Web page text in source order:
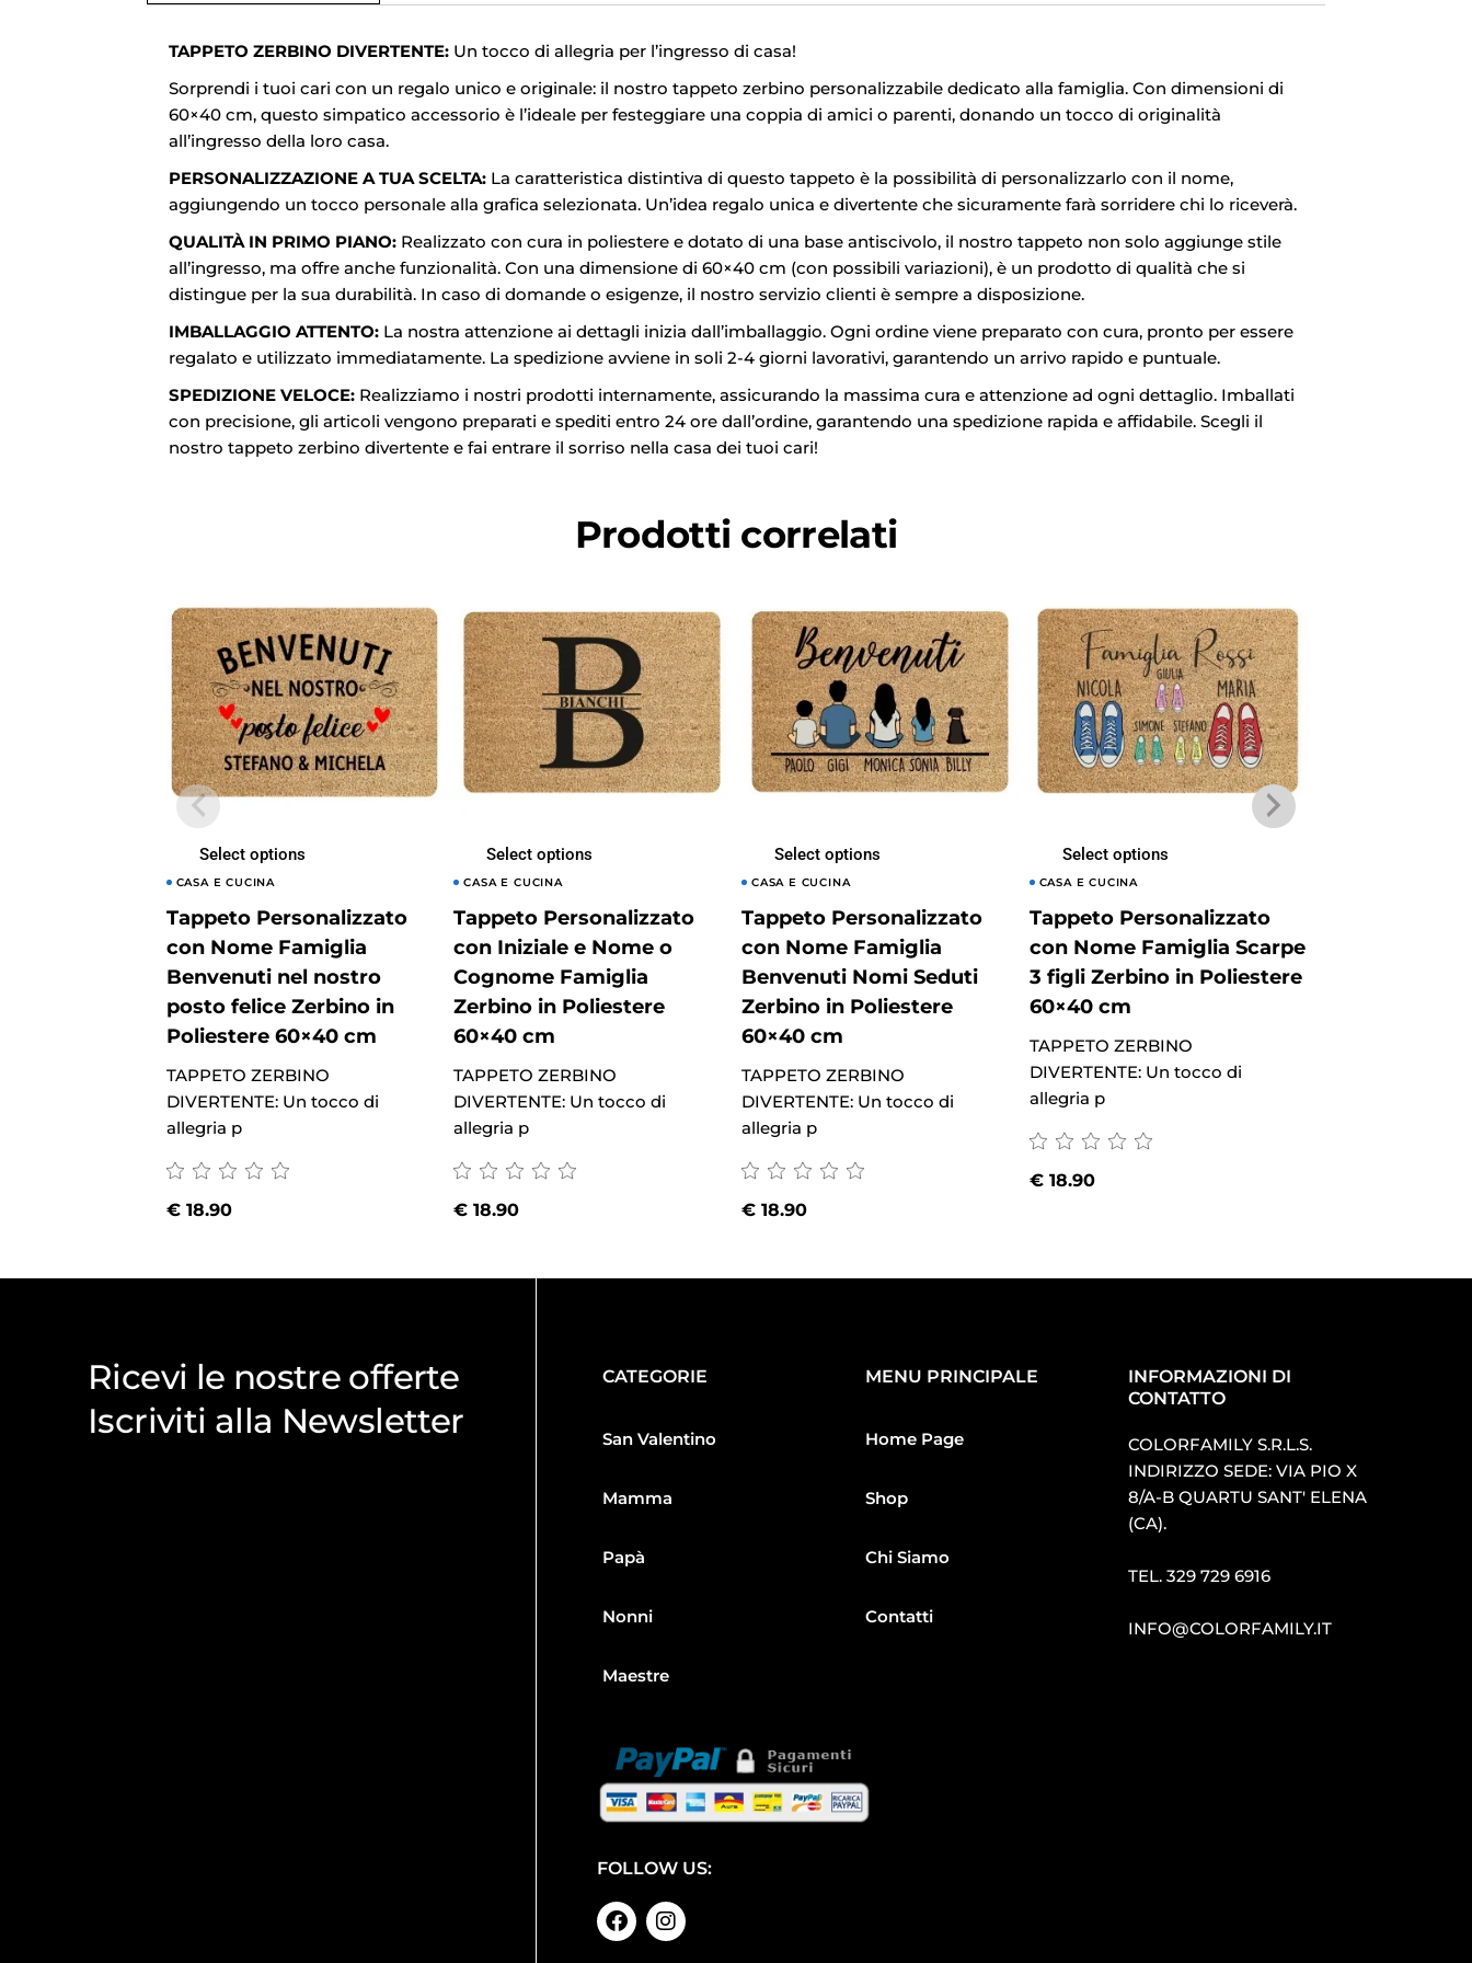
TAPPETO ZERBINO DIVERTENTE: Un tocco di allegria per l’ingresso di casa!
Sorprendi i tuoi cari con un regalo unico e originale: il nostro tappeto zerbino personalizzabile dedicato alla famiglia. Con dimensioni di
60×40 cm, questo simpatico accessorio è l’ideale per festeggiare una coppia di amici o parenti, donando un tocco di originalità
all’ingresso della loro casa.
PERSONALIZZAZIONE A TUA SCELTA: La caratteristica distintiva di questo tappeto è la possibilità di personalizzarlo con il nome,
aggiungendo un tocco personale alla grafica selezionata. Un’idea regalo unica e divertente che sicuramente farà sorridere chi lo riceverà.
QUALITÀ IN PRIMO PIANO: Realizzato con cura in poliestere e dotato di una base antiscivolo, il nostro tappeto non solo aggiunge stile
all’ingresso, ma offre anche funzionalità. Con una dimensione di 60×40 cm (con possibili variazioni), è un prodotto di qualità che si
distingue per la sua durabilità. In caso di domande o esigenze, il nostro servizio clienti è sempre a disposizione.
IMBALLAGGIO ATTENTO: La nostra attenzione ai dettagli inizia dall’imballaggio. Ogni ordine viene preparato con cura, pronto per essere
regalato e utilizzato immediatamente. La spedizione avviene in soli 2-4 giorni lavorativi, garantendo un arrivo rapido e puntuale.
SPEDIZIONE VELOCE: Realizziamo i nostri prodotti internamente, assicurando la massima cura e attenzione ad ogni dettaglio. Imballati
con precisione, gli articoli vengono preparati e spediti entro 24 ore dall’ordine, garantendo una spedizione rapida e affidabile. Scegli il
nostro tappeto zerbino divertente e fai entrare il sorriso nella casa dei tuoi cari!
Prodotti correlati
Select options
CASA E CUCINA
Tappeto Personalizzato
con Nome Famiglia
Benvenuti nel nostro
posto felice Zerbino in
Poliestere 60×40 cm
TAPPETO ZERBINO
DIVERTENTE: Un tocco di
allegria p
€18.90
Select options
CASA E CUCINA
Tappeto Personalizzato
con Iniziale e Nome o
Cognome Famiglia
Zerbino in Poliestere
60×40 cm
TAPPETO ZERBINO
DIVERTENTE: Un tocco di
allegria p
€ 18.90
Select options
CASA E CUCINA
Tappeto Personalizzato
con Nome Famiglia
Benvenuti Nomi Seduti
Zerbino in Poliestere
60×40 cm
TAPPETO ZERBINO
DIVERTENTE: Un tocco di
allegria p
€ 18.90
Select options
CASA E CUCINA
Tappeto Personalizzato
con Nome Famiglia Scarpe
3 figli Zerbino in Poliestere
60×40 cm
TAPPETO ZERBINO
DIVERTENTE: Un tocco di
allegria p
€18.90
Ricevi le nostre offerte
Iscriviti alla Newsletter
CATEGORIE
San Valentino
Mamma
Papà
Nonni
Maestre
MENU PRINCIPALE
Home Page
Shop
Chi Siamo
Contatti
INFORMAZIONI DI
CONTATTO
COLORFAMILY S.R.L.S.
INDIRIZZO SEDE: VIA PIO X
8/A-B QUARTU SANT′ ELENA
(CA).
TEL.329 729 6916
INFO@COLORFAMILY.IT
FOLLOW US: